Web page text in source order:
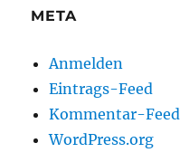
META
Anmelden
Eintrags-Feed
Kommentar-Feed
WordPress.org